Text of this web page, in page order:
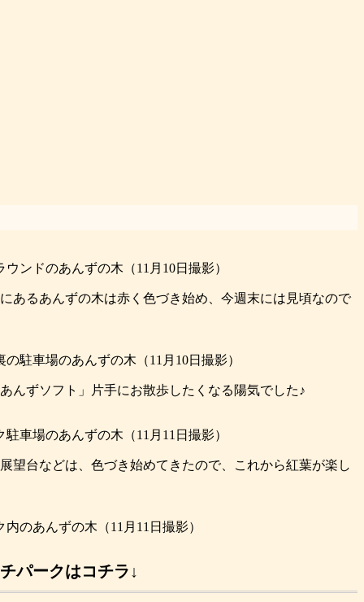
ンドのあんずの木（11月10日撮影）
あるあんずの木は赤く色づき始め、今週末には見頃なので
駐車場のあんずの木（11月10日撮影）
んずソフト」片手にお散歩したくなる陽気でした♪
車場のあんずの木（11月11日撮影）
望台などは、色づき始めてきたので、これから紅葉が楽し
のあんずの木（11月11日撮影）
パークはコチラ↓